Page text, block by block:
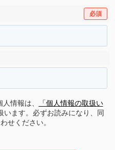
必須
情報は、
「個人情報の取扱い
います。必ずお読みになり、同
せください。